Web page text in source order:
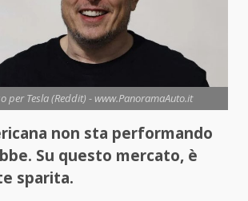
per Tesla (Reddit) - www.PanoramaAuto.it
non sta performando
Su questo mercato, è
sparita.